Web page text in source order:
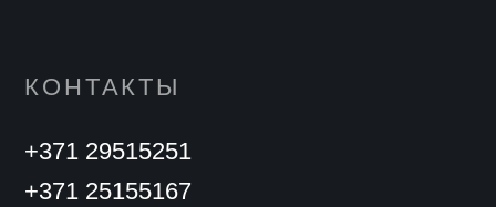
КОНТАКТЫ
+371 29515251
+371 25155167